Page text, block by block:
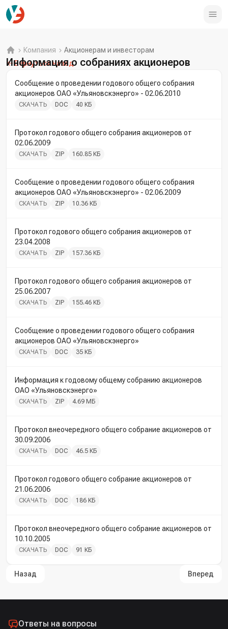
Компания
Акционерам и инвесторам
Вернуться назад
Информация о собраниях акционеров
Сообщение о проведении годового общего собрания
акционеров ОАО «Ульяновскэнерго» - 02.06.2010
СКАЧАТЬ DOC 40 КБ
Протокол годового общего собрания акционеров от
02.06.2009
СКАЧАТЬ ZIP 160.85 КБ
Сообщение о проведении годового общего собрания
акционеров ОАО «Ульяновскэнерго» - 02.06.2009
СКАЧАТЬ ZIP 10.36 КБ
Протокол годового общего собрания акционеров от
23.04.2008
СКАЧАТЬ ZIP 157.36 КБ
Протокол годового общего собрания акционеров от
25.06.2007
СКАЧАТЬ ZIP 155.46 КБ
Сообщение о проведении годового общего собрания
акционеров ОАО «Ульяновскэнерго»
СКАЧАТЬ DOC 35 КБ
Информация к годовому общему собранию акционеров
ОАО «Ульяновскэнерго»
СКАЧАТЬ ZIP 4.69 МБ
Протокол внеочередного общего собрание акционеров от
30.09.2006
СКАЧАТЬ DOC 46.5 КБ
Протокол годового общего собрание акционеров от
21.06.2006
СКАЧАТЬ DOC 186 КБ
Протокол внеочередного общего собрание акционеров от
10.10.2005
СКАЧАТЬ DOC 91 КБ
Назад Вперед
Ответы на вопросы